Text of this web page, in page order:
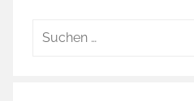
Suchen